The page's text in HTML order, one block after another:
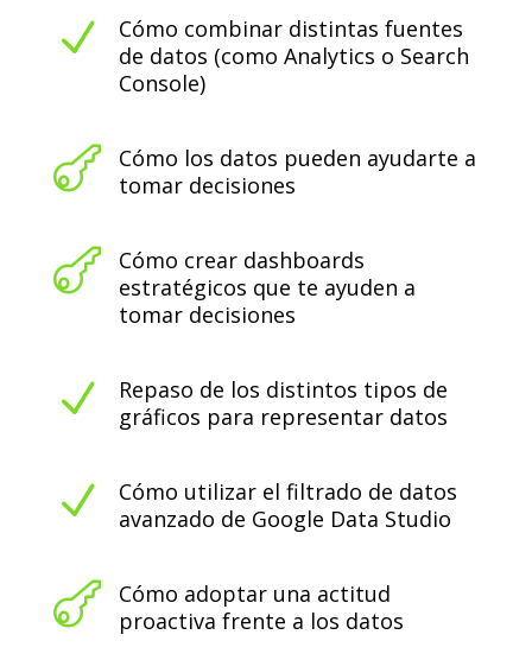
N
Cómo combinar distintas fuentes
de datos (como Analytics o Search
Console)

Cómo los datos pueden ayudarte a
tomar decisiones

Cómo crear dashboards
estratégicos que te ayuden a
tomar decisiones
N
Repaso de los distintos tipos de
gráficos para representar datos
N
Cómo utilizar el filtrado de datos
avanzado de Google Data Studio

Cómo adoptar una actitud
proactiva frente a los datos